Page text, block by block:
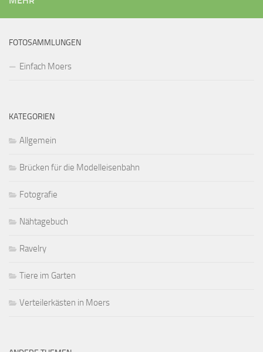
FOTOSAMMLUNGEN
Einfach Moers
KATEGORIEN
Allgemein
Brücken für die Modelleisenbahn
Fotografie
Nähtagebuch
Ravelry
Tiere im Garten
Verteilerkästen in Moers